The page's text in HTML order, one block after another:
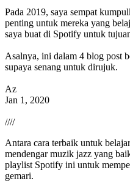
Pada 2019, saya sempat
penting untuk mereka yang
saya buat di Spotify untuk
Asalnya, ini dalam 4 blog post
supaya senang untuk dirujuk.
Az
Jan 1, 2020
////
Antara cara terbaik untuk
mendengar muzik jazz yang
playlist Spotify ini untuk
gemari.